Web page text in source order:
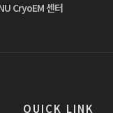
CryoEM 센터
QUICK LINK